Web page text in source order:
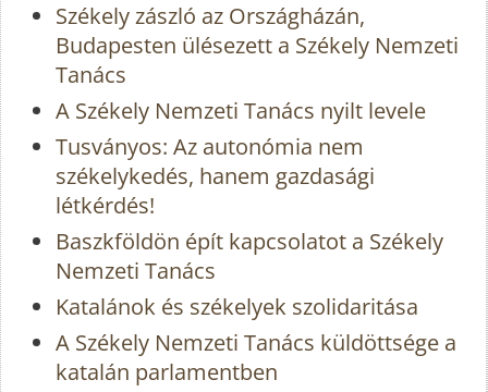
Székely zászló az Országházán,
Budapesten ülésezett a Székely Nemzeti
Tanács
A Székely Nemzeti Tanács nyilt levele
Tusványos: Az autonómia nem
székelykedés, hanem gazdasági
létkérdés!
Baszkföldön épít kapcsolatot a Székely
Nemzeti Tanács
Katalánok és székelyek szolidaritása
A Székely Nemzeti Tanács küldöttsége a
katalán parlamentben